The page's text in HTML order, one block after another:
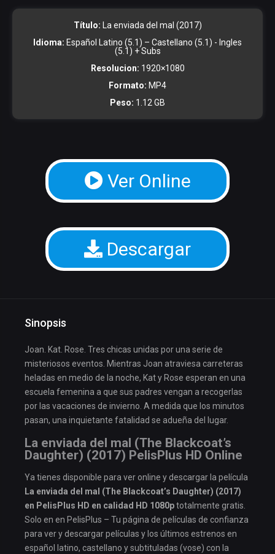
Título: La enviada del mal (2017)
Idioma: Español Latino (5.1) – Castellano (5.1) - Ingles
(5.1) + Subs
Resolucion: 1920×1080
Formato: MP4
Peso: 1.12 GB
Ver Online
Descargar
Sinopsis
Joan. Kat. Rose. Tres chicas unidas por una serie de
misteriosos eventos. Mientras Joan atraviesa carreteras
heladas en medio de la noche, Kat y Rose esperan en una
escuela femenina a que sus padres vengan a recogerlas
por las vacaciones de invierno. A medida que los minutos
pasan, una inquietante fatalidad se adueña del lugar.
La enviada del mal (The Blackcoat’s
Daughter) (2017) PelisPlus HD Online
Ya tienes disponible para ver online y descargar la película
La enviada del mal (The Blackcoat’s Daughter) (2017)
en PelisPlus HD en calidad HD 1080ptotalmente gratis.
Solo en en PelisPlus – Tu página de películas de confianza
para ver y descargar películas y los últimos estrenos en
español latino, castellano y subtituladas (vose) con la